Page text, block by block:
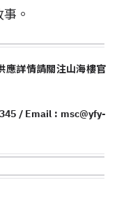
。
應詳情請關注山海樓官
/ Email : msc@yfy-